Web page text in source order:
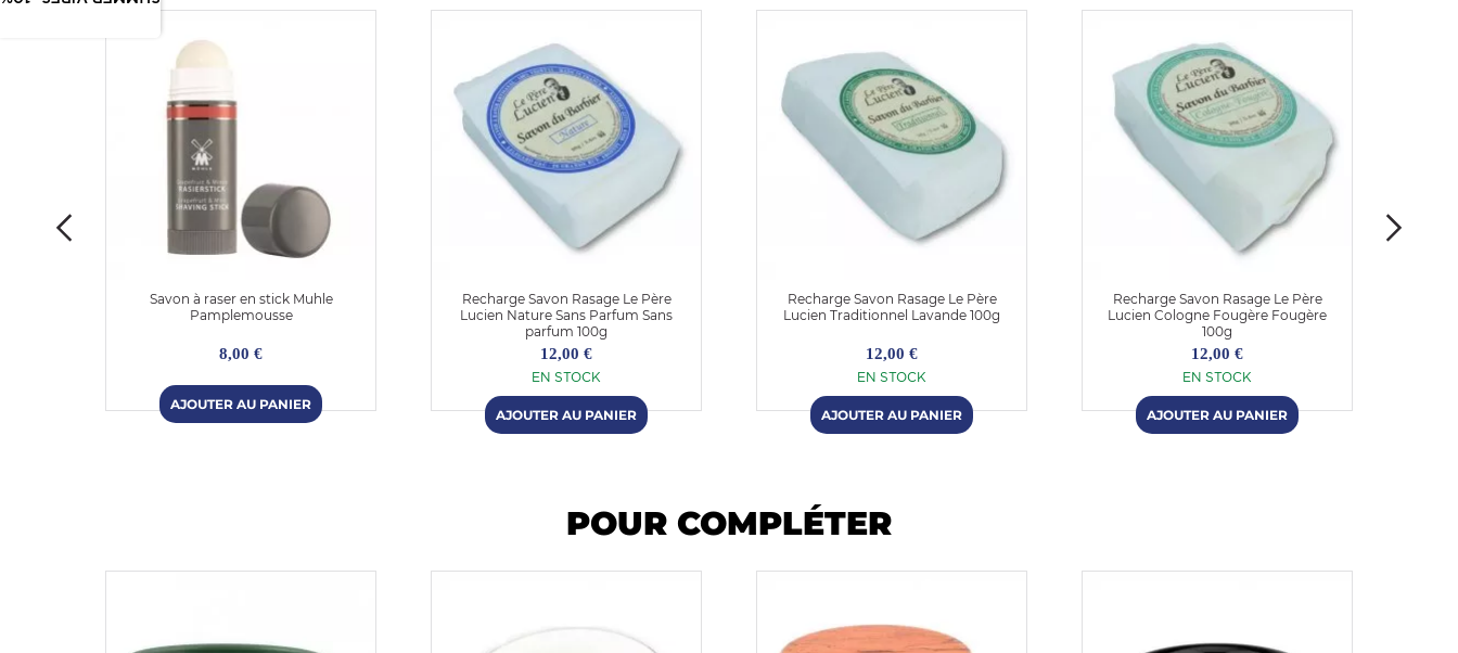
Savon à raser en stick Muhle
Pamplemousse
8,00 €
Recharge Savon Rasage Le Père
Lucien Nature Sans Parfum Sans
parfum 100g
12,00 €
EN STOCK
Recharge Savon Rasage Le Père
Lucien Traditionnel Lavande 100g
12,00 €
EN STOCK
Recharge Savon Rasage Le Père
Lucien Cologne Fougère Fougère
100g
12,00 €
EN STOCK
POUR COMPLÉTER